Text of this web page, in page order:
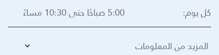
كل يوم:
5:00 صباحًا حتى 10:30 مساءً
المزيد من المعلومات